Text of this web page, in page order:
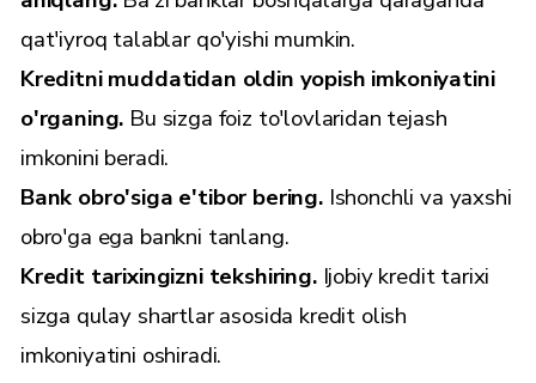
qat'iyroq talablar qo'yishi mumkin.
Kreditni muddatidan oldin yopish imkoniyatini
o'rganing. Bu sizga foiz to'lovlaridan tejash
imkonini beradi.
Bank obro'siga e'tibor bering. Ishonchli va yaxshi
obro'ga ega bankni tanlang.
Kredit tarixingizni tekshiring.Ijobiy kredit tarixi
sizga qulay shartlar asosida kredit olish
imkoniyatini oshiradi.